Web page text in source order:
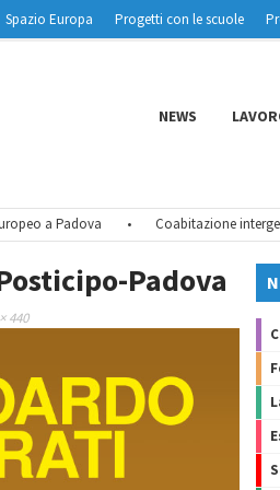
Spazio Europa Progetti con le scuole
NEWS
a Padova Coabitazione
Padova
440